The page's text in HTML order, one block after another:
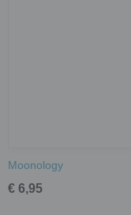
Moonology
€ 6,95